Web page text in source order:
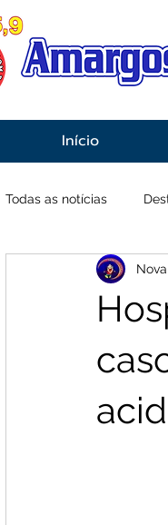
Início
Todas as notícias
Economia